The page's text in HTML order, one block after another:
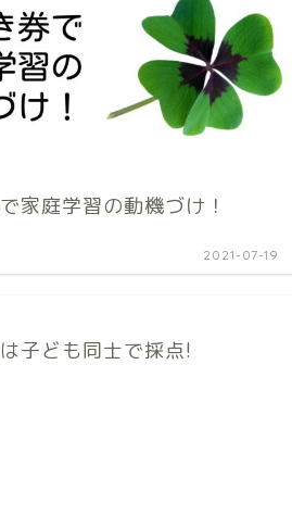
家庭学習の動機づけ！
2021-07-19
子ども同士で採点!